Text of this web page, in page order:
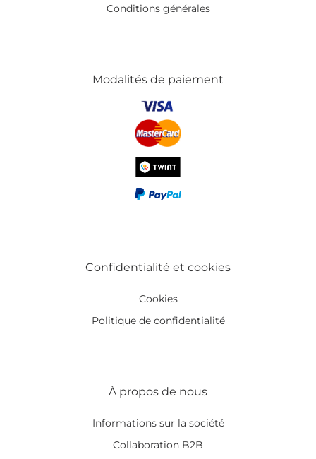
Conditions générales
Modalités de paiement
Confidentialité et cookies
Cookies
Politique de confidentialité
À propos de nous
Informations sur la société
Collaboration B2B